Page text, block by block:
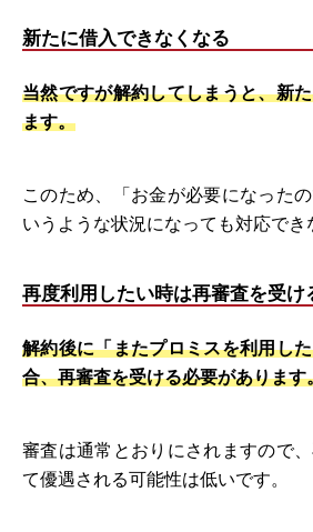
新たに借入できなくなる
当然ですが解約してしまうと、新
ます。
このため、「お金が必要になった
いうような状況になっても対応でき
再度利用したい時は再審査を受け
解約後に「またプロミスを利用し
合、再審査を受ける必要があります
審査は通常とおりにされますので
て優遇される可能性は低いです。